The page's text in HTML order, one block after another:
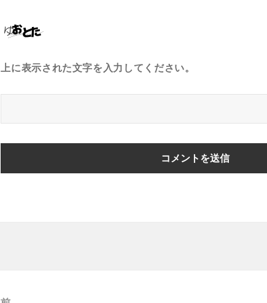
上に表示された文字を入力してください。